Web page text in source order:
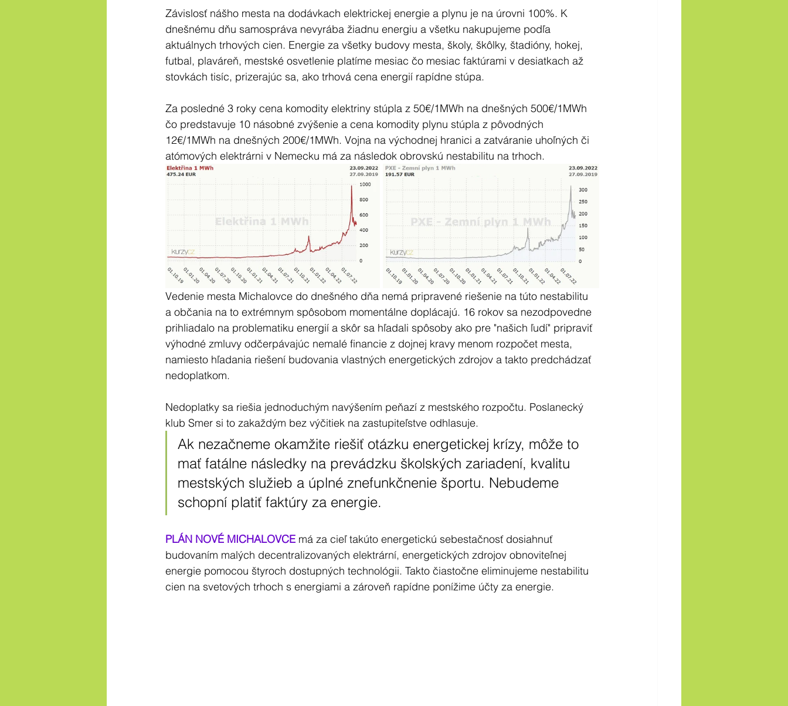
Závislosť nášho mesta na dodávkach elektrickej energie a plynu je na úrovni 100%. K
dnešnému dňu samospráva nevyrába žiadnu energiu a všetku nakupujeme podľa
aktuálnych trhových cien. Energie za všetky budovy mesta, školy, škôlky, štadióny, hokej,
futbal, plaváreň, mestské osvetlenie platíme mesiac čo mesiac faktúrami v desiatkach až
stovkách tisíc, prizerajúc sa, ako trhová cena energií rapídne stúpa.
Za posledné 3 roky cena komodity elektriny stúpla z 50€/1MWh na dnešných 500€/1MWh
čo predstavuje 10 násobné zvýšenie a cena komodity plynu stúpla z pôvodných
12€/1MWh na dnešných 200€/1MWh. Vojna na východnej hranici a zatváranie uhoľných či
atómových elektrárni v Nemecku má za následok obrovskú nestabilitu na trhoch.
Vedenie mesta Michalovce do dnešného dňa nemá pripravené riešenie na túto nestabilitu
a občania na to extrémnym spôsobom momentálne doplácajú. 16 rokov sa nezodpovedne
prihliadalo na problematiku energií a skôr sa hľadali spôsoby ako pre "našich ľudí" pripraviť
výhodné zmluvy odčerpávajúc nemalé financie z dojnej kravy menom rozpočet mesta,
namiesto hľadania riešení budovania vlastných energetických zdrojov a takto predchádzať
nedoplatkom.
Nedoplatky sa riešia jednoduchým navýšením peňazí z mestského rozpočtu. Poslanecký
klub Smer si to zakaždým bez výčitiek na zastupiteľstve odhlasuje.
Ak nezačneme okamžite riešiť otázku energetickej krízy, môže to
mať fatálne následky na prevádzku školských zariadení, kvalitu
mestských služieb a úplné znefunkčnenie športu. Nebudeme
schopní platiť faktúry za energie.
PLÁN NOVÉ MICHALOVCE má za cieľ takúto energetickú sebestačnosť dosiahnuť
budovaním malých decentralizovaných elektrární, energetických zdrojov obnoviteľnej
energie pomocou štyroch dostupných technológii. Takto čiastočne eliminujeme nestabilitu
cien na svetových trhoch s energiami a zároveň rapídne ponížime účty za energie.